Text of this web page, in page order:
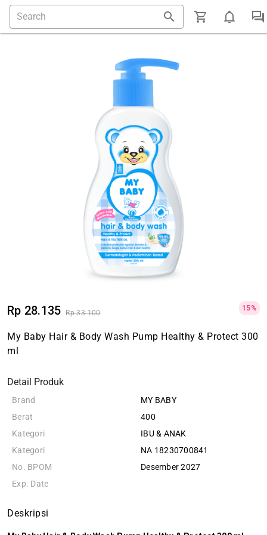
Rp 28.135 Rp 33.100
15%
My Baby Hair & Body Wash Pump Healthy & Protect 300
ml
Detail Produk
Brand
Berat
Kategori
Kategori
No. BPOM
Exp. Date
MY BABY
400
IBU & ANAK
NA 18230700841
Desember 2027
Deskripsi